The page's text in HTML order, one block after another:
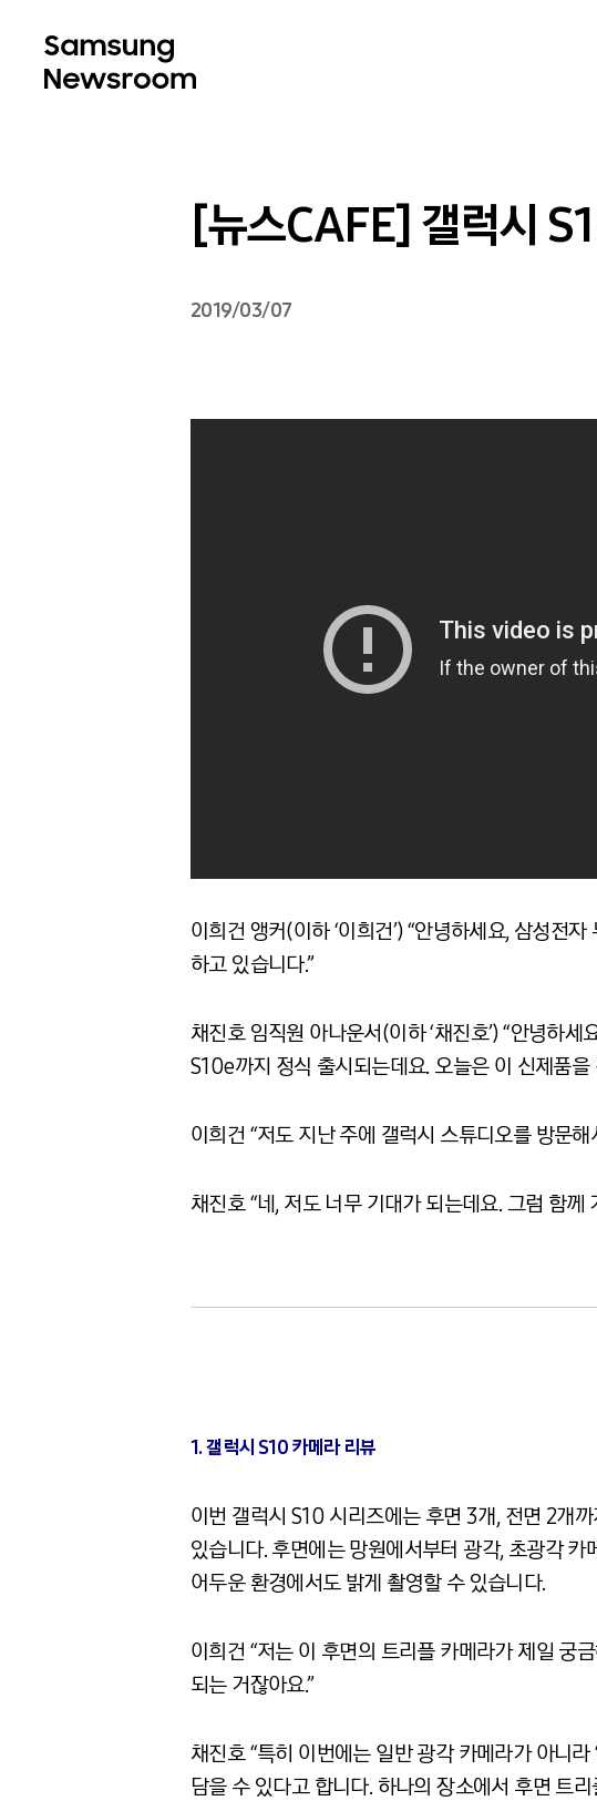
[뉴스CAFE] 갤럭시
2019/03/07
이희건 앵커(이하 ‘이희건’) “안녕하세요, 삼성전
하고 있습니다.”
채진호 임직원 아나운서(이하 ‘채진호’) “안녕하
S10e까지 정식 출시되는데요. 오늘은 이 신제품
이희건 “저도 지난 주에 갤럭시 스튜디오를 방문
채진호 “네, 저도 너무 기대가 되는데요. 그럼 함께
1. 갤럭시 S10 카메라 리뷰
이번 갤럭시 S10 시리즈에는 후면 3개, 전면 2개
있습니다. 후면에는 망원에서부터 광각, 초광각
어두운 환경에서도 밝게 촬영할 수 있습니다.
이희건 “저는 이 후면의 트리플 카메라가 제일 궁
되는 거잖아요.”
채진호 “특히 이번에는 일반 광각 카메라가 아니
담을 수 있다고 합니다. 하나의 장소에서 후면 트